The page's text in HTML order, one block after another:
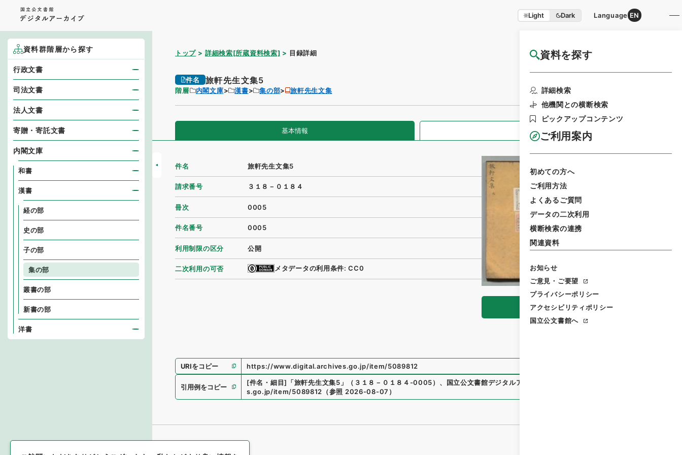
Light Dark Language EN
資料を探す
詳細検索
他機関との横断検索
ピックアップコンテンツ
ご利用案内
初めての方へ
ご利用方法
よくあるご質問
データの二次利用
横断検索の連携
関連資料
お知らせ
ご意見・ご要望
プライバシーポリシー
アクセシビリティポリシー
国立公文書館へ
トップ 詳細検索[所蔵資料検索] 目録詳細 国立公文書館HP利用案内
件名 旅軒先生文集5
階層 内閣文庫 漢書 集の部 旅軒先生文集
基本情報 全ての情報
閲覧
件名 旅軒先生文集5
請求番号 ３１８－０１８４
冊次 0005
件名番号 0005
利用制限の区分 公開
二次利用の可否 メタデータの利用条件: CC0
URIをコピー https://www.digital.archives.go.jp/item/5089812
引用例をコピー
[件名・細目] 「旅軒先生文集5 」 （ ３１８－０１８４-0005） 、 国立公文書館デジタルアーカイブ
s.go.jp/item/5089812 （参照 2026-08-07 ）
資料群階層から探す
行政文書
司法文書
法人文書
寄贈・寄託文書
内閣文庫
和書
漢書
経の部
史の部
子の部
集の部
叢書の部
新書の部
洋書